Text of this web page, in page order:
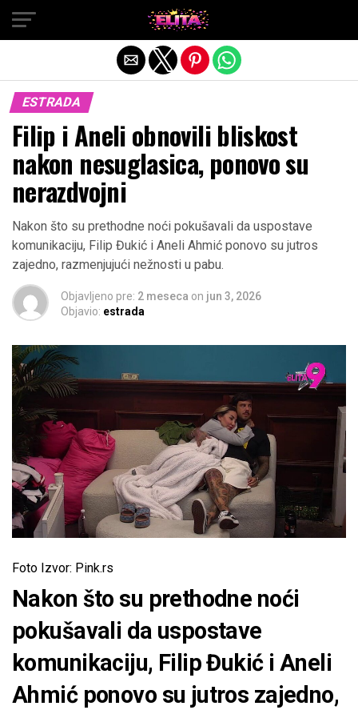
ESTRADA
Filip i Aneli obnovili bliskost
nakon nesuglasica, ponovo su
nerazdvojni
Nakon što su prethodne noći pokušavali da uspostave
komunikaciju, Filip Đukić i Aneli Ahmić ponovo su jutros
zajedno, razmenjujući nežnosti u pabu.
Objavljeno pre: 2 meseca on jun 3, 2026
Objavio: estrada
Foto Izvor: Pink.rs
Nakon što su prethodne noći
pokušavali da uspostave
komunikaciju, Filip Đukić i Aneli
Ahmić ponovo su jutros zajedno,
Exit mobile version